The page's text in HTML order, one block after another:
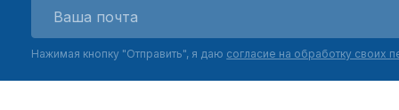
Нажимая кнопку "Отправить", я даю согласие на обработку своих